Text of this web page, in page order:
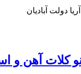
دولت آبادیان
کلات آهن و